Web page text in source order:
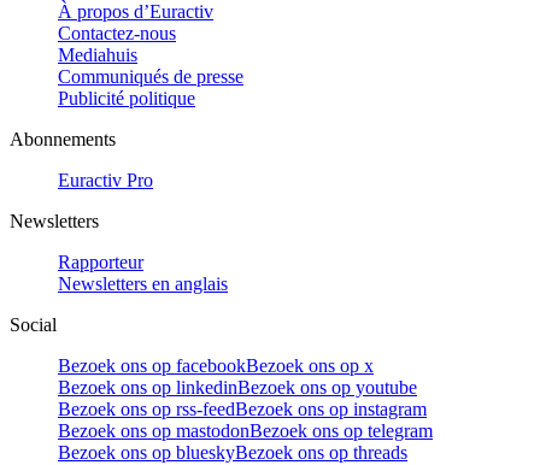
À propos d’Euractiv
Contactez-nous
Mediahuis
Communiqués de presse
Publicité politique
Abonnements
Euractiv Pro
Newsletters
Rapporteur
Newsletters en anglais
Social
Bezoek ons op facebookBezoek ons op x
Bezoek ons op linkedinBezoek ons op youtube
Bezoek ons op rss-feedBezoek ons op instagram
Bezoek ons op mastodonBezoek ons op telegram
Bezoek ons op blueskyBezoek ons op threads